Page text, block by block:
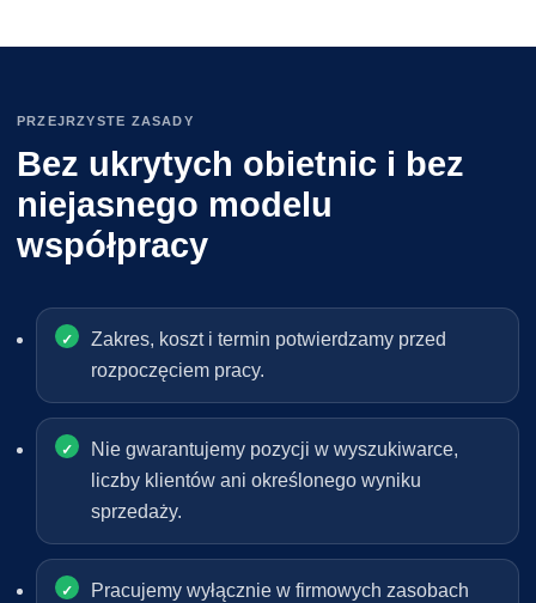
PRZEJRZYSTE ZASADY
Bez ukrytych obietnic i bez
niejasnego modelu
współpracy
Zakres, koszt i termin potwierdzamy przed
rozpoczęciem pracy.
Nie gwarantujemy pozycji w wyszukiwarce,
liczby klientów ani określonego wyniku
sprzedaży.
Pracujemy wyłącznie w firmowych zasobach